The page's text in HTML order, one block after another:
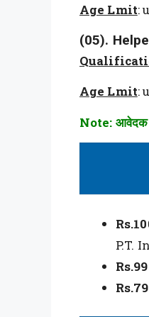
Age Lmit:
(05).
Age Lmit:
Note: आवेदक
P.T.